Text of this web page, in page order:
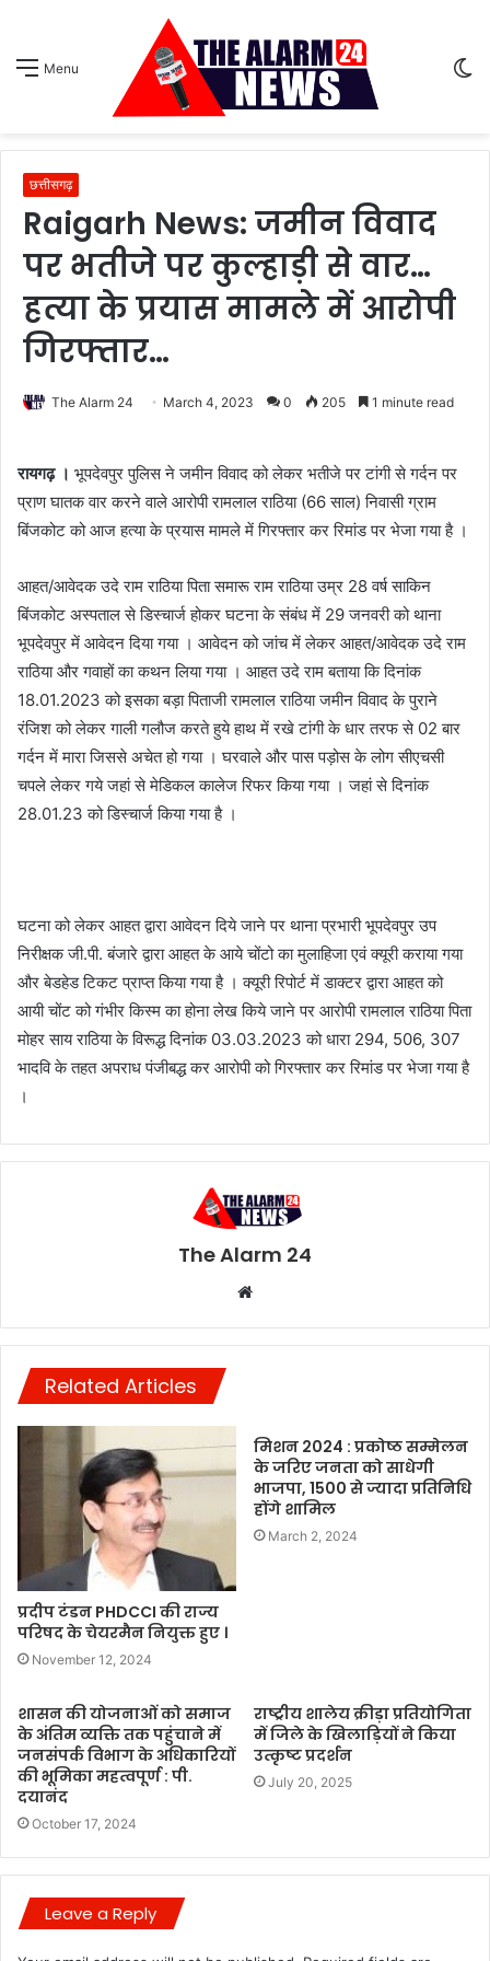
Menu
छत्तीसगढ़
Raigarh News: जमीन विवाद
पर भतीजे पर कुल्हाड़ी से वार…
हत्या के प्रयास मामले में आरोपी
गिरफ्तार…
The Alarm 24 March 4, 2023 0 205 1 minute read
रायगढ़ । भूपदेवपुर पुलिस ने जमीन विवाद को लेकर भतीजे पर टांगी से गर्दन पर
प्राण घातक वार करने वाले आरोपी रामलाल राठिया (66 साल) निवासी ग्राम
बिंजकोट को आज हत्या के प्रयास मामले में गिरफ्तार कर रिमांड पर भेजा गया है ।
आहत/आवेदक उदे राम राठिया पिता समारू राम राठिया उम्र 28 वर्ष साकिन
बिंजकोट अस्पताल से डिस्चार्ज होकर घटना के संबंध में 29 जनवरी को थाना
भूपदेवपुर में आवेदन दिया गया । आवेदन को जांच में लेकर आहत/आवेदक उदे राम
राठिया और गवाहों का कथन लिया गया । आहत उदे राम बताया कि दिनांक
18.01.2023 को इसका बड़ा पिताजी रामलाल राठिया जमीन विवाद के पुराने
रंजिश को लेकर गाली गलौज करते हुये हाथ में रखे टांगी के धार तरफ से 02 बार
गर्दन में मारा जिससे अचेत हो गया । घरवाले और पास पड़ोस के लोग सीएचसी
चपले लेकर गये जहां से मेडिकल कालेज रिफर किया गया । जहां से दिनांक
28.01.23 को डिस्चार्ज किया गया है ।
घटना को लेकर आहत द्वारा आवेदन दिये जाने पर थाना प्रभारी भूपदेवपुर उप
निरीक्षक जी.पी. बंजारे द्वारा आहत के आये चोंटो का मुलाहिजा एवं क्यूरी कराया गया
और बेडहेड टिकट प्राप्त किया गया है । क्यूरी रिपोर्ट में डाक्टर द्वारा आहत को
आयी चोंट को गंभीर किस्म का होना लेख किये जाने पर आरोपी रामलाल राठिया पिता
मोहर साय राठिया के विरूद्ध दिनांक 03.03.2023 को धारा 294, 506, 307
भादवि के तहत अपराध पंजीबद्ध कर आरोपी को गिरफ्तार कर रिमांड पर भेजा गया है
।
The Alarm 24
Website
Related Articles
प्रदीप टंडन PHDCCI की राज्य
परिषद के चेयरमैन नियुक्त हुए ।
November 12, 2024
मिशन 2024 : प्रकोष्ठ सम्मेलन
के जरिए जनता को साधेगी
भाजपा, 1500 से ज्यादा प्रतिनिधि
होंगे शामिल
March 2, 2024
शासन की योजनाओं को समाज
के अंतिम व्यक्ति तक पहुंचाने में
जनसंपर्क विभाग के अधिकारियों
की भूमिका महत्वपूर्ण : पी.
दयानंद
October 17, 2024
राष्ट्रीय शालेय क्रीड़ा प्रतियोगिता
में जिले के खिलाड़ियों ने किया
उत्कृष्ट प्रदर्शन
July 20, 2025
Leave a Reply